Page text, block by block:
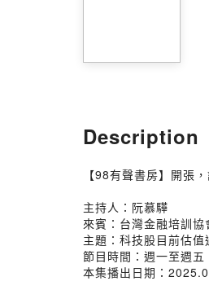
Description
【98有聲書房】開張
主持人：阮慕驊
來賓：台灣金融培訓
主題：科技股目前估
節目時間：週一至週
本集播出日期：